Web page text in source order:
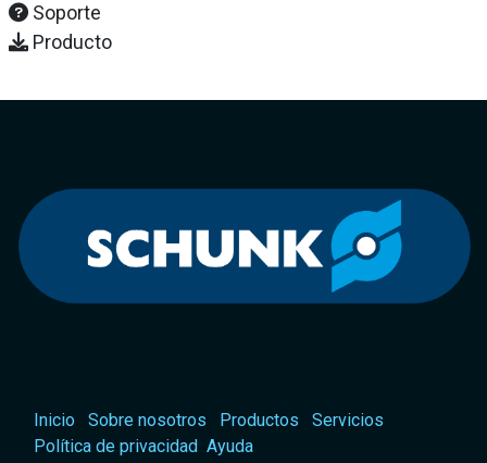
Soporte
Producto
Inicio Sobre nosotros Productos
Servicios
Política de privacidad Ayuda